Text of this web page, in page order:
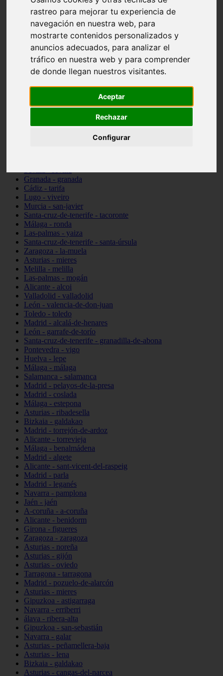
rastreo para mejorar tu experiencia de
navegación en nuestra web, para
mostrarte contenidos personalizados y
anuncios adecuados, para analizar el
tráfico en nuestra web y para comprender
de donde llegan nuestros visitantes.
Aceptar
Rechazar
Configurar
Madrid - pozuelo-de-alarcón
Teruel - sarrión
Cádiz - algodonales
Illes-balears - inca
Madrid - madrid
Málaga - torremolinos
Asturias - oviedo
Cádiz - el-puerto-de-santa-maría
Toledo - illescas
Málaga - marbella
Barcelona - barcelona
Granada - granada
Cádiz - tarifa
Lugo - viveiro
Murcia - san-javier
Santa-cruz-de-tenerife - tacoronte
Málaga - ronda
Las-palmas - yaiza
Santa-cruz-de-tenerife - santa-úrsula
Zaragoza - la-muela
Asturias - mieres
Melilla - melilla
Las-palmas - mogán
Alicante - alcoi
Valladolid - valladolid
León - valencia-de-don-juan
Toledo - toledo
Madrid - alcalá-de-henares
León - garrafe-de-torío
Santa-cruz-de-tenerife - granadilla-de-abona
Pontevedra - vigo
Huelva - lepe
Málaga - málaga
Salamanca - salamanca
Madrid - pelayos-de-la-presa
Madrid - coslada
Málaga - estepona
Asturias - ribadesella
Bizkaia - galdakao
Madrid - torrejón-de-ardoz
Alicante - torrevieja
Málaga - benalmádena
Madrid - algete
Alicante - sant-vicent-del-raspeig
Madrid - parla
Madrid - leganés
Navarra - pamplona
Jaén - jaén
A-coruña - a-coruña
Alicante - benidorm
Girona - figueres
Zaragoza - zaragoza
Asturias - noreña
Asturias - gijón
Asturias - oviedo
Tarragona - tarragona
Madrid - pozuelo-de-alarcón
Asturias - mieres
Gipuzkoa - astigarraga
Navarra - erriberri
álava - ribera-alta
Gipuzkoa - san-sebastián
Navarra - galar
Asturias - peñamellera-baja
Asturias - lena
Bizkaia - galdakao
Asturias - cangas-del-narcea